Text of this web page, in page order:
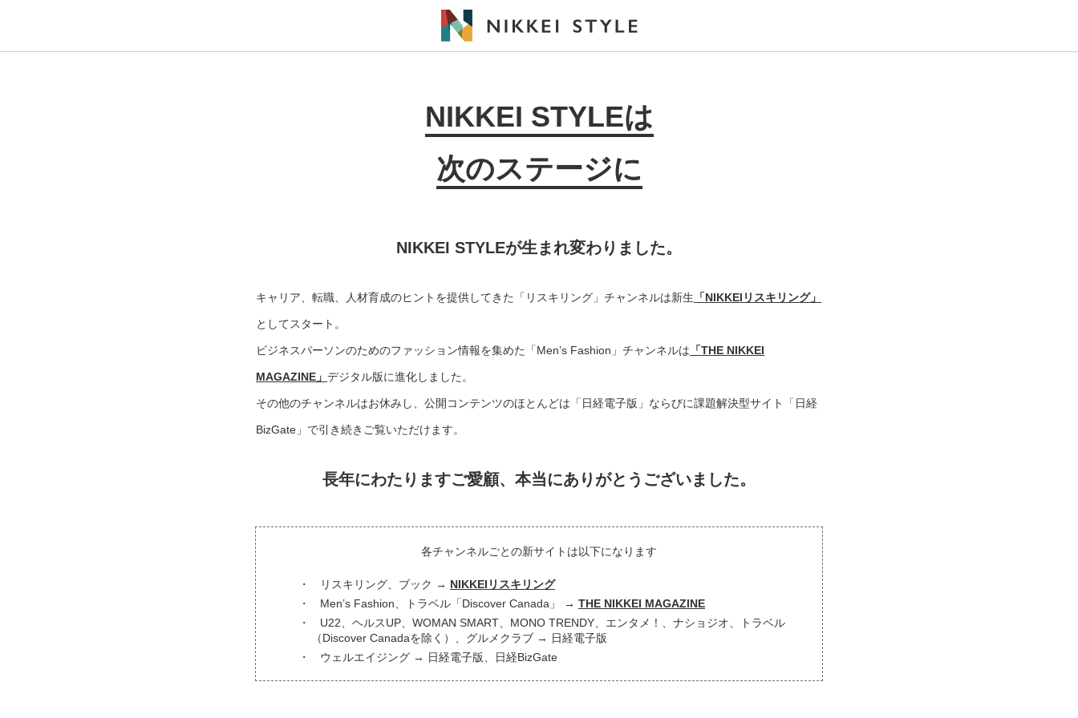
NIKKEI STYLEは
次のステージに
NIKKEI STYLEが生まれ変わりました。
キャリア、転職、人材育成のヒントを提供してきた「リスキリング」チャンネルは新生 「NIKKEIリスキリング」
としてスタート。
ビジネスパーソンのためのファッション情報を集めた「Men’s Fashion」チャンネルは 「THE NIKKEI
MAGAZINE」 デジタル版に進化しました。
その他のチャンネルはお休みし、公開コンテンツのほとんどは「日経電子版」ならびに課題解決型サイト「日経
BizGate」で引き続きご覧いただけます。
長年にわたりますご愛顧、 本当にありがとうございました。
各チャンネルごとの新サイトは以下になります
リスキリング、ブック
NIKKEIリスキリング
Men’s Fashion、トラベル「Discover Canada」
THE NIKKEI MAGAZINE
U22、ヘルスUP、WOMAN SMART、MONO TRENDY、エンタメ！、ナショジオ、トラベル
（Discover Canadaを除く）、グルメクラブ
日経電子版
ウェルエイジング
日経電子版、日経BizGate